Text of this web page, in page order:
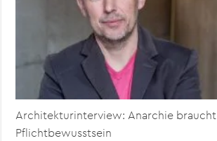
Architekturinterview: Anarchie braucht
Pflichtbewusstsein